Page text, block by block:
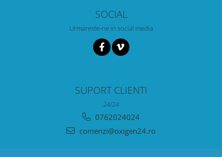
SOCIAL
Urmareste-ne in social media
SUPORT CLIENTI
24/24
0762024024
comenzi@oxigen24.ro